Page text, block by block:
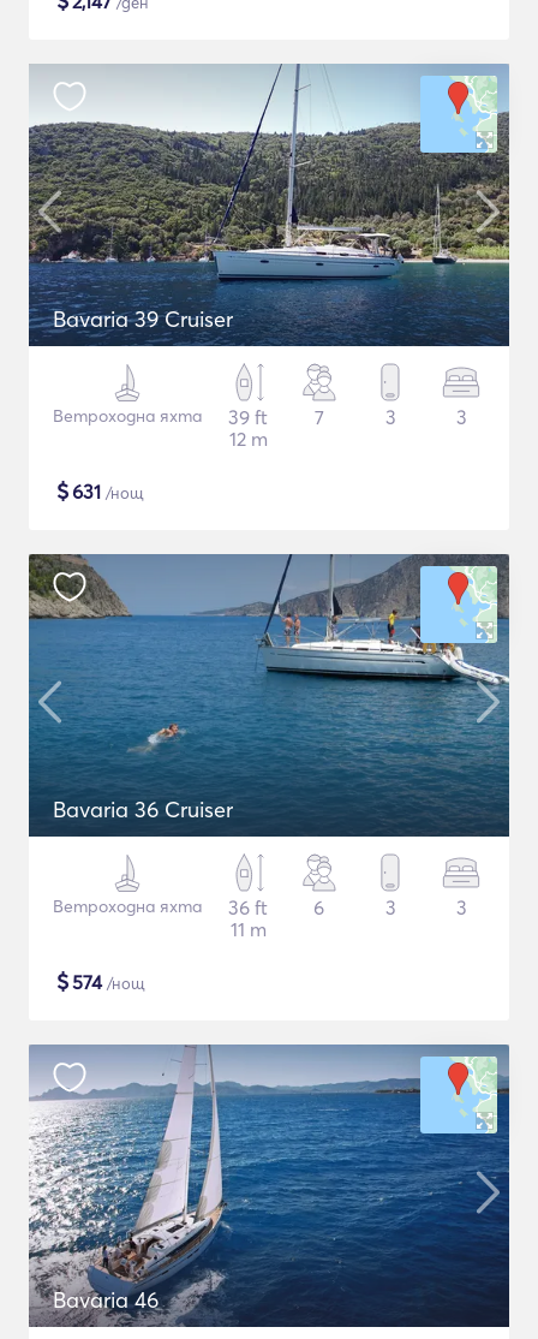
Bavaria 39 Cruiser
Ветроходна яхта
39 ft
12 m
7 3 3
$631 /нощ
Bavaria 36 Cruiser
Ветроходна яхта
36 ft
11 m
6 3 3
$574/нощ
Bavaria 46